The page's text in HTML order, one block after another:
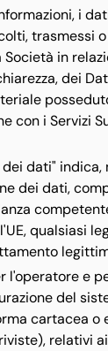
i
trasmessi
in
dei
con i Servizi
dati" indica,
dei dati,
qualsiasi
l'operatore e
del
cartacea o
relativi